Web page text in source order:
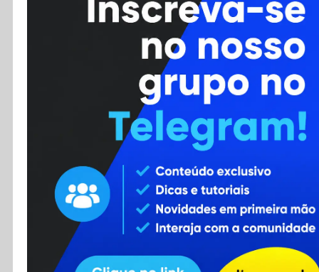
Cursos
Enviar Dica
Contato
RSS